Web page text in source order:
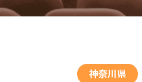
神奈川県